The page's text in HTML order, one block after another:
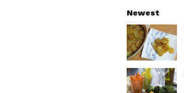
Newest